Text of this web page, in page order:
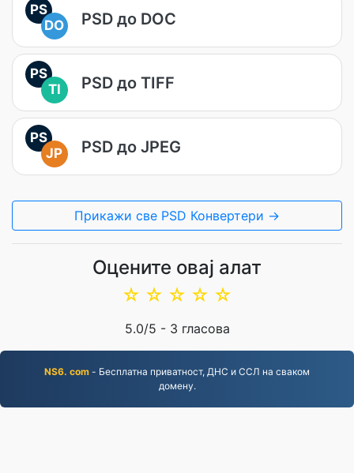
PS
DO
PSD до DOC
PS
TI
PSD до TIFF
PS
JP
PSD до JPEG
Прикажи све PSD Конвертери →
Оцените овај алат
☆
☆
☆
☆
☆
5.0/5 - 3 гласова
NS6. com - Бесплатна приватност, ДНС и ССЛ на сваком
домену.